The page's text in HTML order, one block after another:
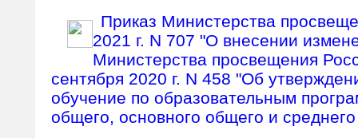
Приказ Министерства
2021 г. N 707 "О внесении
Министерства просвещения
сентября 2020 г. N 458 "Об
обучение по образовательным
общего, основного общего и